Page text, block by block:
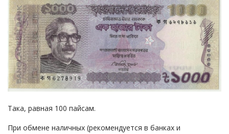
Така, равная 100 пайсам.
При обмене наличных (рекомендуется в банках и